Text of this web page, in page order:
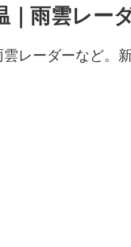
｜雨雲レー
レーダーなど。